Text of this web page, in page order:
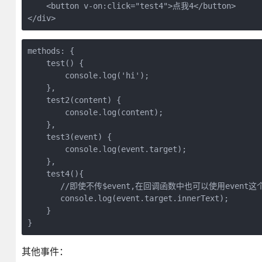
    <button v-on:click="test4">点我4</button>
</div>
methods: {
    test() {
        console.log('hi');
    },
    test2(content) {
        console.log(content);
    },
    test3(event) {
        console.log(event.target);
    },
    test4(){
//即使不传$event,在回调函数中也可以使用event这
       console.log(event.target.innerText);
    }
}
其他事件：